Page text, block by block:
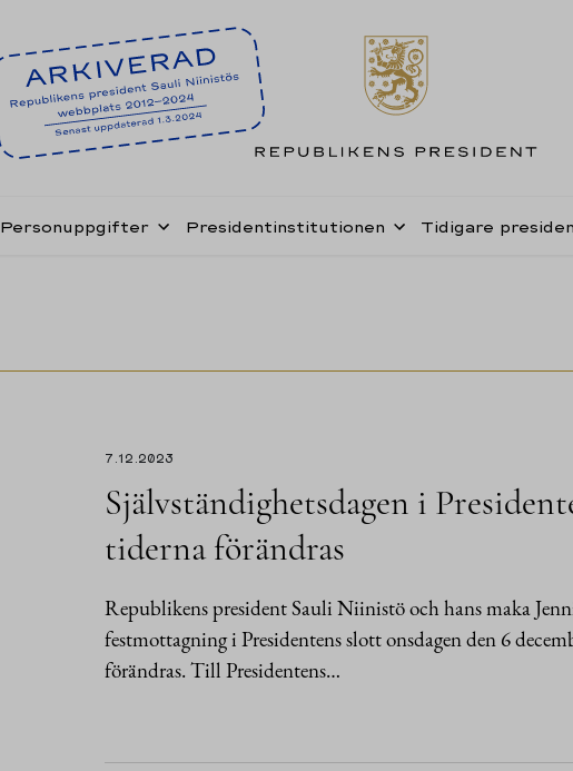
Personuppgifter Presidentinstitutionen Tidigare
7.12.2023
Självständighetsdagen i
tiderna förändras
Republikens president Sauli Niinistö och hans maka
festmottagning i Presidentens slott onsdagen den 6
förändras. Till Presidentens…